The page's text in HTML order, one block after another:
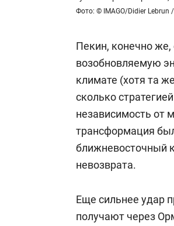
Фото: © IMAGO/Didier Lebrun
Пекин, конечно же,
возобновляемую
климате (хотя та
сколько
независимость от
трансформация
ближневосточный
невозврата.
Еще сильнее удар
получают через